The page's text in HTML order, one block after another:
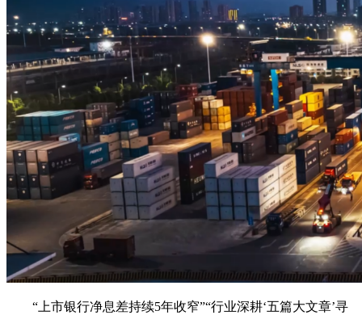
“上市银行净息差持续5年收窄”“行业深耕‘五篇大文章’寻